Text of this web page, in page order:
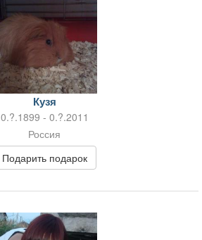
Кузя
0.?.1899 - 0.?.2011
Россия
Подарить подарок